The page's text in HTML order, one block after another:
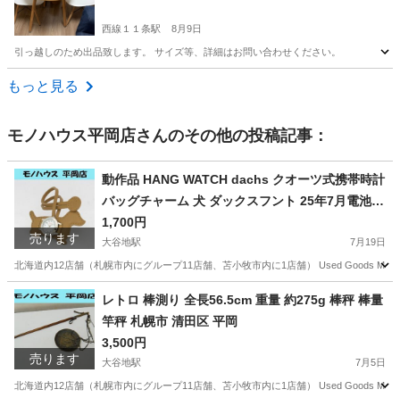
西線１１条駅 8月9日
引っ越しのため出品致します。 サイズ等、詳細はお問い合わせください。
北海道 札幌市
もっと見る
モノハウス平岡店さんのその他の投稿記事：
売ります
動作品 HANG WATCH dachs クオーツ式携帯時計
バッグチャーム 犬 ダックスフント 25年7月電池交
換 札幌市 清田区 平岡
1,700円
大谷地駅 7月19日
北海道内12店舗（札幌市内にグループ11店舗、苫小牧市内に1店舗） Used Goods
北海道 札幌市 大谷地駅 アクセサリー 店舗
売ります
レトロ 棒測り 全長56.5cm 重量 約275g 棒秤 棒量
竿秤 札幌市 清田区 平岡
3,500円
大谷地駅 7月5日
北海道内12店舗（札幌市内にグループ11店舗、苫小牧市内に1店舗） Used Goods